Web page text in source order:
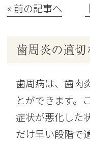
« 前の記事へ
歯周炎の適切
歯周病は、歯肉
とができます。
症状が悪化した
だけ早い段階で